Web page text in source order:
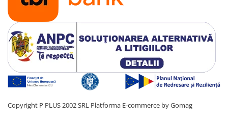
Copyright P PLUS 2002 SRL Platforma E-commerce by Gomag